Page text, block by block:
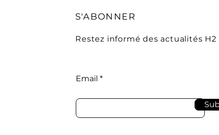
S'ABONNER
Restez informé des actualités
Email